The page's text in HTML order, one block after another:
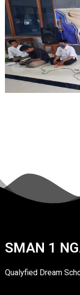
SMAN 1
Qualyfied Dream